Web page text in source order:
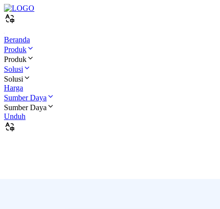
Beranda
Produk
Produk
Solusi
Solusi
Harga
Sumber Daya
Sumber Daya
Unduh